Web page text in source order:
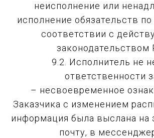
неисполнение или
исполнение обязательств
соответствии с
законодательством
9.2. Исполнитель не
ответственности
– несвоевременное
Заказчика с изменением
информация была выслана на
почту, в